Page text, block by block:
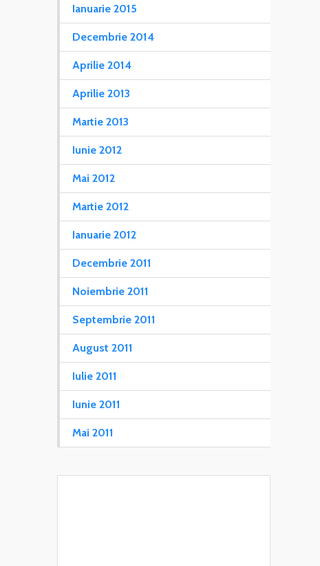
Ianuarie 2015
Decembrie 2014
Aprilie 2014
Aprilie 2013
Martie 2013
Iunie 2012
Mai 2012
Martie 2012
Ianuarie 2012
Decembrie 2011
Noiembrie 2011
Septembrie 2011
August 2011
Iulie 2011
Iunie 2011
Mai 2011